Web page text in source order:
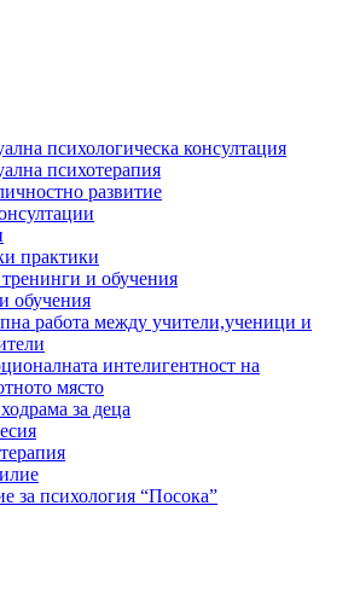
психологическа консултация
психотерапия
развитие
практики
и обучения
обучения
работа между учители,ученици и
интелигентност на
място
за деца
за психология “Посока”